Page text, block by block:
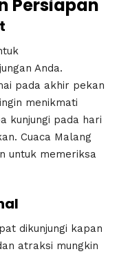
Persiapan
Anda.
pada akhir pekan
menikmati
kunjungi pada hari
Cuaca Malang
untuk memeriksa
dikunjungi kapan
atraksi mungkin